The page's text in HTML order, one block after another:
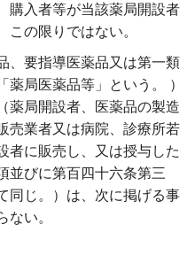
購入者等が当該薬局開設者
この限りではない。
、要指導医薬品又は第一類
局医薬品等」という。 ）
薬局開設者、医薬品の製造
売業者又は病院、診療所若
者に販売し、又は授与した
並びに第百四十六条第三
同じ。）は、次に掲げる事
ない。